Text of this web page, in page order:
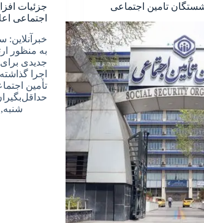
تامین اجتماعی
جزئیات
اجتماعی
به منظور
جدیدی
اجرا
حداقل‌بگیران با رشد ۴۵
شنبه, ۶ اردیبهشت ۱۴۰۴ – ۲۲:۰۰